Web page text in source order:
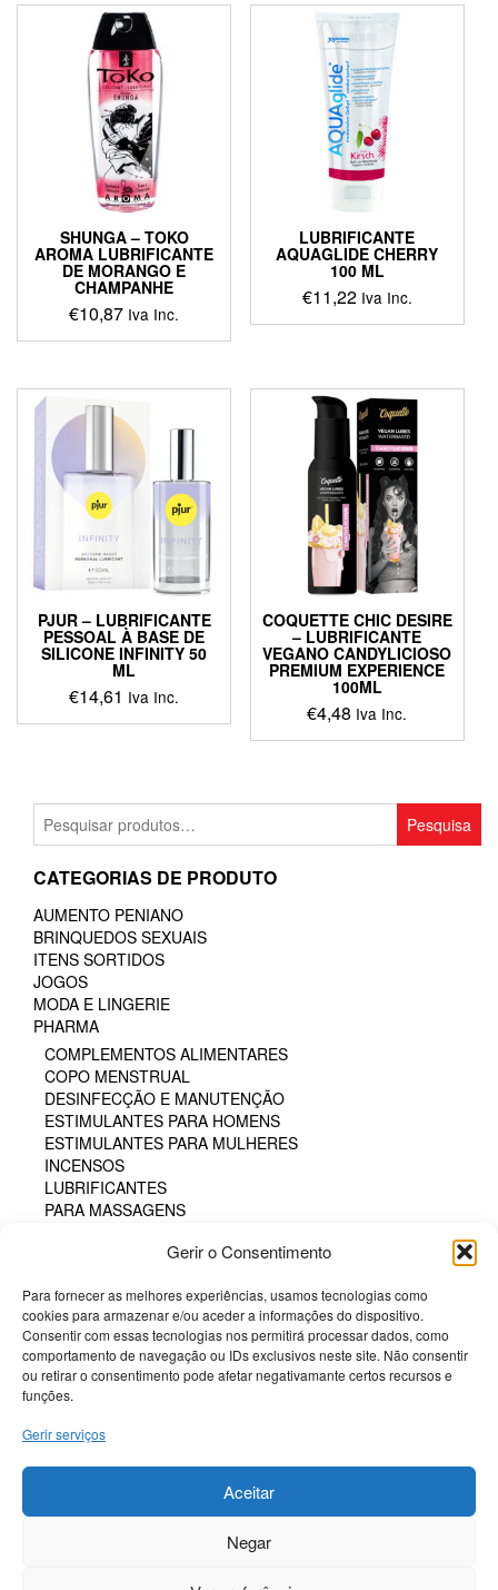
Gerir o Consentimento
Para fornecer as melhores experiências, usamos tecnologias como
cookies para armazenar e/ou aceder a informações do dispositivo.
Consentir com essas tecnologias nos permitirá processar dados, como
comportamento de navegação ou IDs exclusivos neste site. Não consentir
ou retirar o consentimento pode afetar negativamante certos recursos e
funções.
Gerir serviços
Aceitar
Negar
SHUNGA – TOKO
AROMA LUBRIFICANTE
DE MORANGO E
CHAMPANHE
€10,87 Iva Inc.
LUBRIFICANTE
AQUAGLIDE CHERRY
100 ML
€11,22 Iva Inc.
PJUR – LUBRIFICANTE
PESSOAL À BASE DE
SILICONE INFINITY 50
ML
€14,61 Iva Inc.
COQUETTE CHIC DESIRE
– LUBRIFICANTE
VEGANO CANDYLICIOSO
PREMIUM EXPERIENCE
100ML
€4,48 Iva Inc.
Pesquisar
por:
Pesquisa
CATEGORIAS DE PRODUTO
AUMENTO PENIANO
BRINQUEDOS SEXUAIS
ITENS SORTIDOS
JOGOS
MODA E LINGERIE
PHARMA
COMPLEMENTOS ALIMENTARES
COPO MENSTRUAL
DESINFECÇÃO E MANUTENÇÃO
ESTIMULANTES PARA HOMENS
ESTIMULANTES PARA MULHERES
INCENSOS
LUBRIFICANTES
PARA MASSAGENS
PARA SEXO ORAL
PÓS COMESTÍVEIS
TAMPÃO HIGIÊNICO
TINTA CORPORAL COMESTÍVEL
POTENCIADORES
PRESERVATIVOS
Termos e Condições